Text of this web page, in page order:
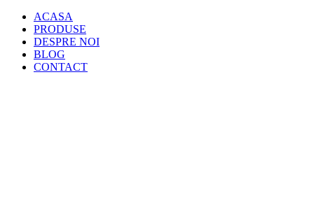
ACASA
PRODUSE
DESPRE NOI
BLOG
CONTACT